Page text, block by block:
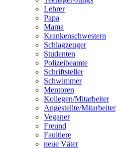
Lehrer
Papa
Mama
Krankenschwestern
Schlagzeuger
Studenten
Polizeibeamte
Schriftsteller
Schwimmer
Mentoren
Kollegen/Mitarbeiter
Angestellte/Mitarbeiter
Veganer
Freund
Faultiere
neue Väter